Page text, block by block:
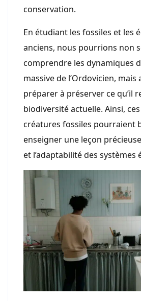
conservation.
En étudiant les fossiles et les
anciens, nous pourrions non
comprendre les dynamiques
massive de l’Ordovicien, mais
préparer à préserver ce qu’il
biodiversité actuelle. Ainsi,
créatures fossiles pourraient
enseigner une leçon
et l’adaptabilité des systèmes